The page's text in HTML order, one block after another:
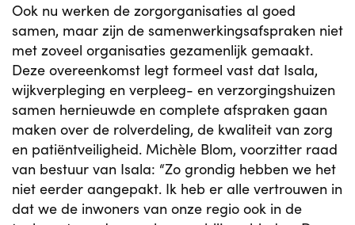
Ook nu werken de zorgorganisaties al goed
samen, maar zijn de samenwerkingsafspraken niet
met zoveel organisaties gezamenlijk gemaakt.
Deze overeenkomst legt formeel vast dat Isala,
wijkverpleging en verpleeg- en verzorgingshuizen
samen hernieuwde en complete afspraken gaan
maken over de rolverdeling, de kwaliteit van zorg
en patiëntveiligheid. Michèle Blom, voorzitter raad
van bestuur van Isala: “Zo grondig hebben we het
niet eerder aangepakt. Ik heb er alle vertrouwen in
dat we de inwoners van onze regio ook in de